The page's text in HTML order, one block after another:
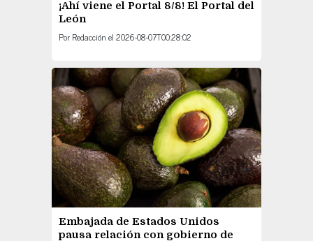
¡Ahí viene el Portal 8/8! El Portal del
León
Por Redacción el 2026-08-07T00:28:02
Embajada de Estados Unidos
pausa relación con gobierno de